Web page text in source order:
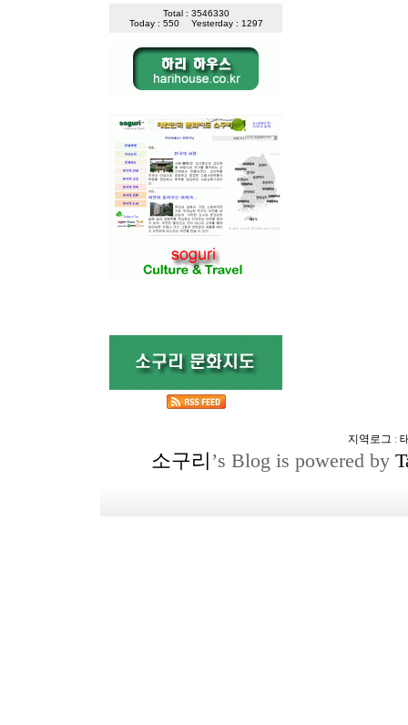
Total : 3546330
Today : 550
Yesterday : 1297
지역로그 :
소구리 ’s Blog is powered by